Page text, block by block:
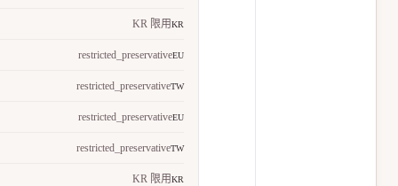
KR 限用KR
restricted_preservativeEU
restricted_preservativeTW
restricted_preservativeEU
restricted_preservativeTW
KR 限用KR